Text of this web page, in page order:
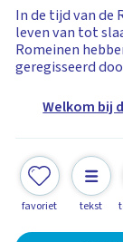
In de tijd van de
leven van tot
Romeinen
geregisseerd
Welkom bij
favoriet tekst